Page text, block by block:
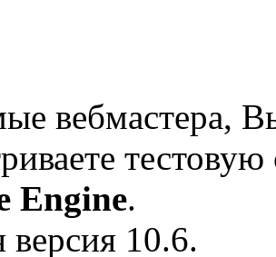
вебмастера,
Engine.
10.6.